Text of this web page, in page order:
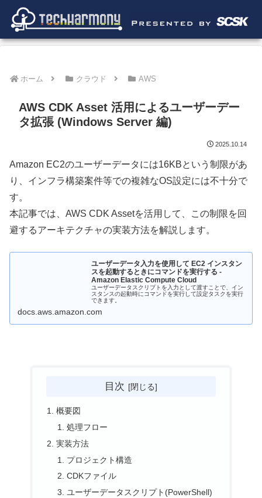
ホーム クラウド AWS
AWS CDK Asset 活用によるユーザーデー
タ拡張 (Windows Server 編)
2025.10.14
Amazon EC2のユーザーデータには16KBという制限があ
り、インフラ構築案件等での複雑なOS設定には不十分で
す。
本記事では、AWS CDK Assetを活用して、この制限を回
避するアーキテクチャの実装方法を解説します。
ユーザーデータ入力を使用して EC2 インスタン
スを起動するときにコマンドを実行する -
Amazon Elastic Compute Cloud
ユーザーデータスクリプトを入力として渡すことで、イン
スタンスの起動時にコマンドを実行して設定タスクを実行
できます。
docs.aws.amazon.com
目次
概要図
処理フロー
実装方法
プロジェクト構造
CDKファイル
ユーザーデータスクリプト(PowerShell)